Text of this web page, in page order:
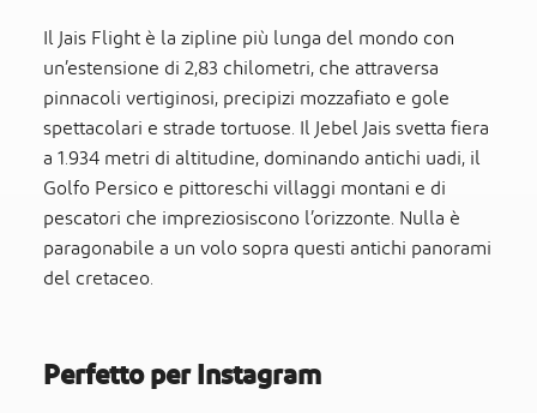
Il Jais Flight è la zipline più lunga del mondo con
un’estensione di 2,83 chilometri, che attraversa
pinnacoli vertiginosi, precipizi mozzafiato e gole
spettacolari e strade tortuose. Il Jebel Jais svetta fiera
a 1.934 metri di altitudine, dominando antichi uadi, il
Golfo Persico e pittoreschi villaggi montani e di
pescatori che impreziosiscono l’orizzonte. Nulla è
paragonabile a un volo sopra questi antichi panorami
del cretaceo.
Perfetto per Instagram